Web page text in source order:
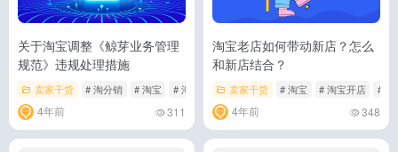
关于淘宝调整《鲸芽业务管理
规范》违规处理措施
卖家干货 # 淘分销 # 淘宝 # 淘宝规则
4年前 311
淘宝老店如何带动新店？怎么
和新店结合？
卖家干货 # 淘宝 # 淘宝开店 # 淘
4年前 348